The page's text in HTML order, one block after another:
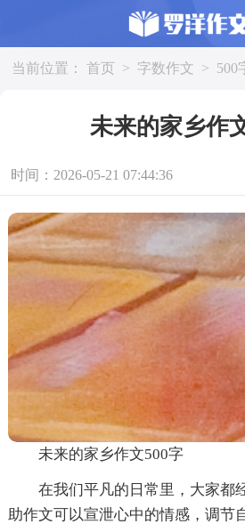
当前位置： 首页 > 字数作文 > 500
未来的家乡作
时间：2026-05-21 07:44:36
未来的家乡作文500字
在我们平凡的日常里，大家都
助作文可以宣泄心中的情感，调节